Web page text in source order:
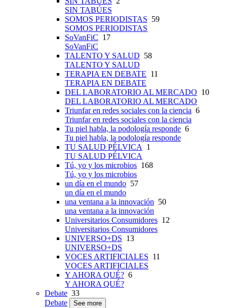
SIN TABÚES
SOMOS PERIODISTAS 59
SOMOS PERIODISTAS
SoVanFiC 17
SoVanFiC
TALENTO Y SALUD 58
TALENTO Y SALUD
TERAPIA EN DEBATE 11
TERAPIA EN DEBATE
DEL LABORATORIO AL MERCADO 10
DEL LABORATORIO AL MERCADO
Triunfar en redes sociales con la ciencia 6
Triunfar en redes sociales con la ciencia
Tu piel habla, la podología responde 6
Tu piel habla, la podología responde
TU SALUD PÉLVICA
1
TU SALUD PÉLVICA
Tú, yo y los microbios 168
Tú, yo y los microbios
un día en el mundo 57
un día en el mundo
una ventana a la innovación 50
una ventana a la innovación
Universitarios Consumidores 12
Universitarios Consumidores
UNIVERSO+DS 13
UNIVERSO+DS
VOCES ARTIFICIALES 11
VOCES ARTIFICIALES
Y AHORA QUÉ? 6
Y AHORA QUÉ?
Debate 33
Debate
See more